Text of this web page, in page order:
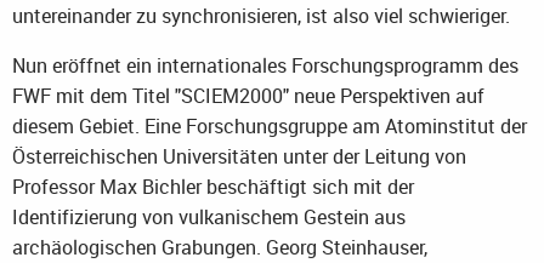
untereinander zu synchronisieren, ist also viel schwieriger.
Nun eröffnet ein internationales Forschungsprogramm des
FWF mit dem Titel "SCIEM2000" neue Perspektiven auf
diesem Gebiet. Eine Forschungsgruppe am Atominstitut der
Österreichischen Universitäten unter der Leitung von
Professor Max Bichler beschäftigt sich mit der
Identifizierung von vulkanischem Gestein aus
archäologischen Grabungen. Georg Steinhauser,